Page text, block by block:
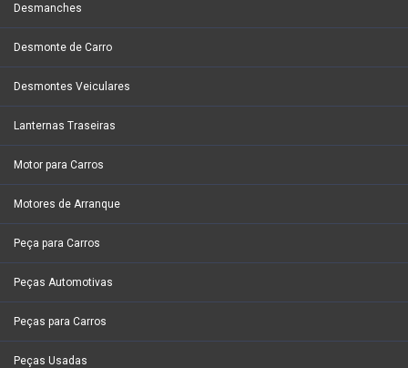
Desmanches
Desmonte de Carro
Desmontes Veiculares
Lanternas Traseiras
Motor para Carros
Motores de Arranque
Peça para Carros
Peças Automotivas
Peças para Carros
Peças Usadas